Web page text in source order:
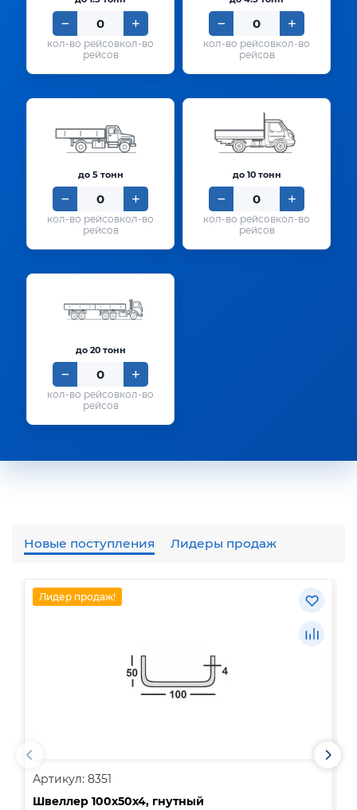
кол-во
рейсов
кол-во
рейсов
до 5 тонн
кол-во
рейсов
до 10 тонн
кол-во
рейсов
до 20 тонн
кол-во
рейсов
Новые поступления Лидеры продаж
Лидер продаж!
Артикул: 8351
Швеллер 100х50х4, гнутный